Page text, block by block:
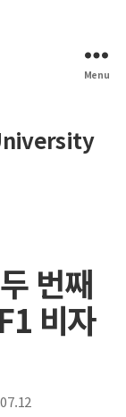
Menu
번째
비자